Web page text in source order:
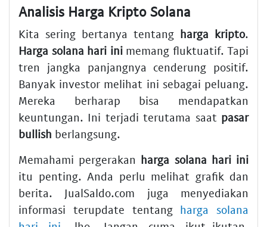
Analisis Harga Kripto Solana
Kita sering bertanya tentang harga kripto.
Harga solana hari inimemang fluktuatif. Tapi
tren jangka panjangnya cenderung positif.
Banyak investor melihat ini sebagai peluang.
Mereka berharap bisa mendapatkan
keuntungan. Ini terjadi terutama saat pasar
bullish berlangsung.
Memahami pergerakan harga solana hari ini
itu penting. Anda perlu melihat grafik dan
berita. JualSaldo.com juga menyediakan
informasi terupdate tentang harga solana